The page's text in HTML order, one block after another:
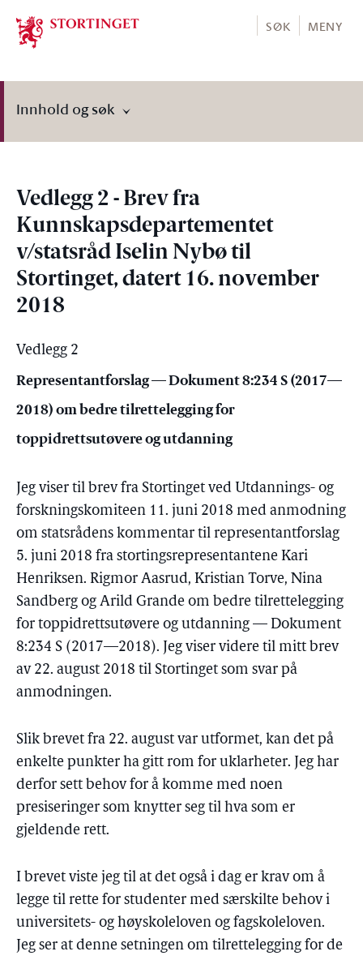
Stortinget.no
SØK MENY
Innhold og søk
Vedlegg 2 - Brev fra
Kunnskapsdepartementet
v/statsråd Iselin Nybø til
Stortinget, datert 16. november
2018
Vedlegg 2
Representantforslag — Dokument 8:234 S (2017—
2018) om bedre tilrettelegging for
toppidrettsutøvere og utdanning
Jeg viser til brev fra Stortinget ved Utdannings- og
forskningskomiteen 11. juni 2018 med anmodning
om statsrådens kommentar til representantforslag
5. juni 2018 fra stortingsrepresentantene Kari
Henriksen. Rigmor Aasrud, Kristian Torve, Nina
Sandberg og Arild Grande om bedre tilrettelegging
for toppidrettsutøvere og utdanning — Dokument
8:234 S (2017—2018). Jeg viser videre til mitt brev
av 22. august 2018 til Stortinget som svar på
anmodningen.
Slik brevet fra 22. august var utformet, kan det på
enkelte punkter ha gitt rom for uklarheter. Jeg har
derfor sett behov for å komme med noen
presiseringer som knytter seg til hva som er
gjeldende rett.
I brevet viste jeg til at det også i dag er krav om å
legge til rette for studenter med særskilte behov i
universitets- og høyskoleloven og fagskoleloven.
Jeg ser at denne setningen om tilrettelegging for de